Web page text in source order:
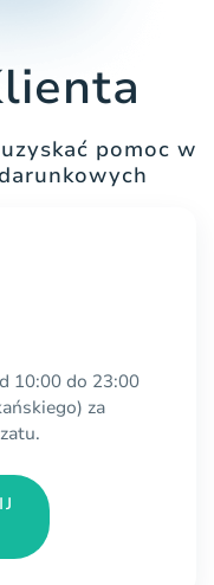
pomoc w
10:00 do 23:00
za